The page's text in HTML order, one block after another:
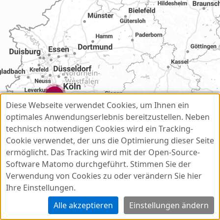
3
Impressum Nutzungsbedingungen © basemap.de BKG v2024.8.9
Der Zugriff auf diese Funktion wurde
verweigert.
Diese Webseite verwendet Cookies, um Ihnen ein
optimales Anwendungserlebnis bereitzustellen. Neben
technisch notwendigen Cookies wird ein Tracking-
Cookie verwendet, der uns die Optimierung dieser Seite
ermöglicht. Das Tracking wird mit der Open-Source-
Software Matomo durchgeführt. Stimmen Sie der
Verwendung von Cookies zu oder verändern Sie hier
Ihre Einstellungen.
Alle akzeptieren
Einstellungen ändern